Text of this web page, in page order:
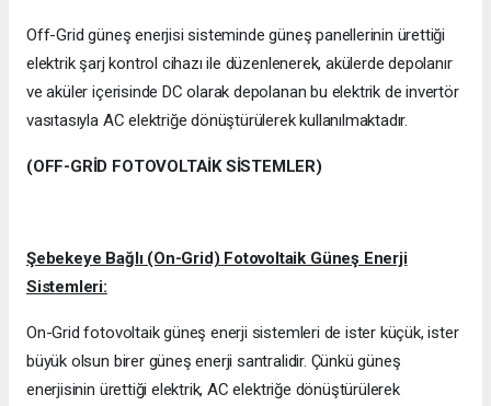
Off-Grid güneş enerjisi sisteminde güneş panellerinin ürettiği
elektrik şarj kontrol cihazı ile düzenlenerek, akülerde depolanır
ve aküler içerisinde DC olarak depolanan bu elektrik de invertör
vasıtasıyla AC elektriğe dönüştürülerek kullanılmaktadır.
(OFF-GRİD FOTOVOLTAİK SİSTEMLER)
Şebekeye Bağlı (On-Grid) Fotovoltaik Güneş Enerji
Sistemleri:
On-Grid fotovoltaik güneş enerji sistemleri de ister küçük, ister
büyük olsun birer güneş enerji santralidir. Çünkü güneş
enerjisinin ürettiği elektrik, AC elektriğe dönüştürülerek